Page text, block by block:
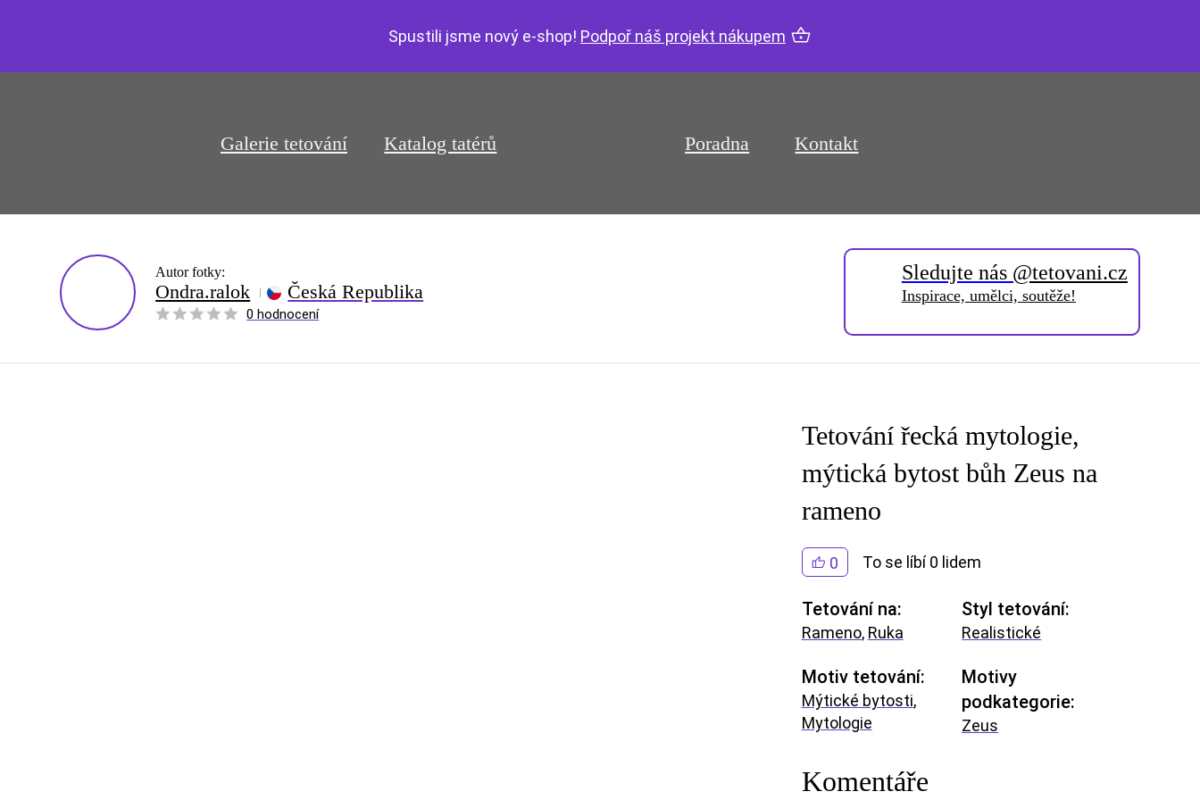
Spustili jsme nový e-shop! Podpoř náš projekt nákupem
Galerie tetování Katalog tatérů Poradna Kontakt
Autor fotky:
Ondra.ralok Česká Republika
0 hodnocení
Sledujte nás @tetovani.cz
Inspirace, umělci, soutěže!
Tetování řecká mytologie,
mýtická bytost bůh Zeus na
rameno
0 To se líbí 0 lidem
Tetování na:
Rameno, Ruka
Motiv tetování:
Mýtické bytosti,
Mytologie
Styl tetování:
Realistické
Motivy
podkategorie:
Zeus
Komentáře